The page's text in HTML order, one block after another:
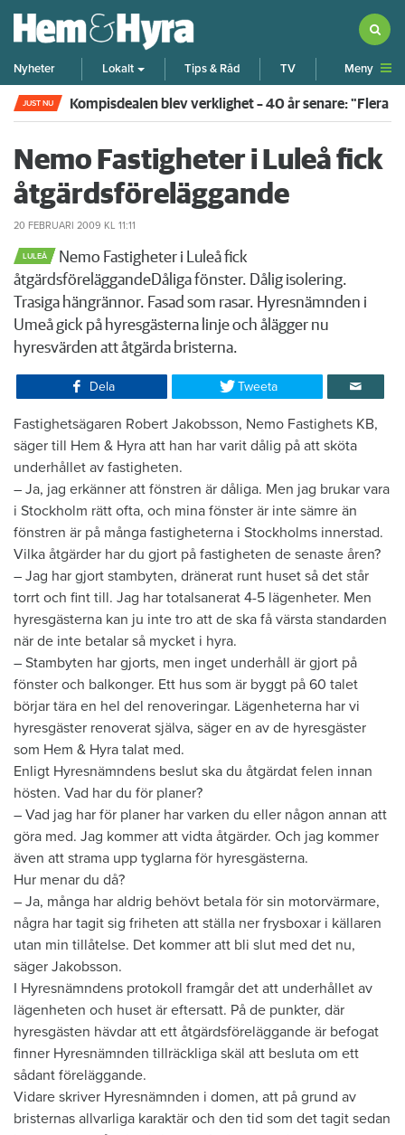
Nyheter Lokalt Tips & Råd TV Meny
JUST NU Kompisdealen blev verklighet – 40 år senare: "Flera
Nemo Fastigheter i Luleå fick
åtgärdsföreläggande
20 FEBRUARI 2009 KL 11:11
LULEÅ
Nemo Fastigheter i Luleå fick
åtgärdsföreläggandeDåliga fönster. Dålig isolering.
Trasiga hängrännor. Fasad som rasar. Hyresnämnden i
Umeå gick på hyresgästerna linje och ålägger nu
hyresvärden att åtgärda bristerna.​
Dela Tweeta
Fastighetsägaren Robert Jakobsson, Nemo Fastighets KB,
säger till Hem & Hyra att han har varit dålig på att sköta
underhållet av fastigheten.
– Ja, jag erkänner att fönstren är dåliga. Men jag brukar vara
i Stockholm rätt ofta, och mina fönster är inte sämre än
fönstren är på många fastigheterna i Stockholms innerstad.
Vilka åtgärder har du gjort på fastigheten de senaste åren?
– Jag har gjort stambyten, dränerat runt huset så det står
torrt och fint till. Jag har totalsanerat 4-5 lägenheter. Men
hyresgästerna kan ju inte tro att de ska få värsta standarden
när de inte betalar så mycket i hyra.
– Stambyten har gjorts, men inget underhåll är gjort på
fönster och balkonger. Ett hus som är byggt på 60 talet
börjar tära en hel del renoveringar. Lägenheterna har vi
hyresgäster renoverat själva, säger en av de hyresgäster
som Hem & Hyra talat med.
Enligt Hyresnämndens beslut ska du åtgärdat felen innan
hösten. Vad har du för planer?
– Vad jag har för planer har varken du eller någon annan att
göra med. Jag kommer att vidta åtgärder. Och jag kommer
även att strama upp tyglarna för hyresgästerna.
Hur menar du då?
– Ja, många har aldrig behövt betala för sin motorvärmare,
några har tagit sig friheten att ställa ner frysboxar i källaren
utan min tillåtelse. Det kommer att bli slut med det nu,
säger Jakobsson.
I Hyresnämndens protokoll framgår det att underhållet av
lägenheten och huset är eftersatt. På de punkter, där
hyresgästen hävdar att ett åtgärdsföreläggande är befogat
finner Hyresnämnden tillräckliga skäl att besluta om ett
sådant föreläggande.
Vidare skriver Hyresnämnden i domen, att på grund av
bristernas allvarliga karaktär och den tid som det tagit sedan